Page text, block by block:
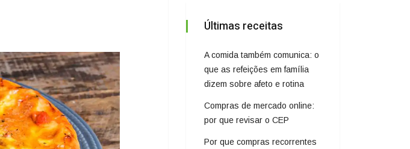
Últimas receitas
A comida também comunica: o
que as refeições em família
dizem sobre afeto e rotina
Compras de mercado online:
por que revisar o CEP
Por que compras recorrentes